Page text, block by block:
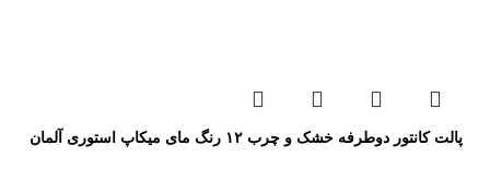
پالت کانتور دوطرفه خشک و چرب ۱۲ رنگ مای میکاپ استوری آلمان